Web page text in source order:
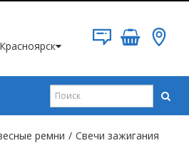
Красноярск
ремни / Свечи зажигания